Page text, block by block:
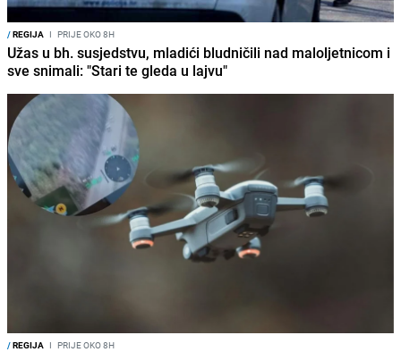
/REGIJA I PRIJE OKO 8H
Užas u bh. susjedstvu, mladići bludničili nad maloljetnicom i
sve snimali: "Stari te gleda u lajvu"
/REGIJA I PRIJE OKO 8H